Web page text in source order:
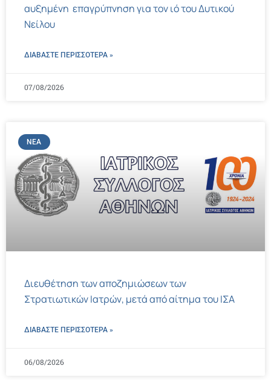
αυξημένη επαγρύπνηση για τον ιό του Δυτικού
Νείλου
ΔΙΑΒΑΣΤΕ ΠΕΡΙΣΣΌΤΕΡΑ »
07/08/2026
ΝΈΑ
Διευθέτηση των αποζημιώσεων των
Στρατιωτικών Ιατρών, μετά από αίτημα του ΙΣΑ
ΔΙΑΒΑΣΤΕ ΠΕΡΙΣΣΌΤΕΡΑ »
06/08/2026